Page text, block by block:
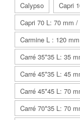
Calypso
Capri
Capri 70 L: 70 mm
Carmine L : 120
Carré 35*35 L: 35
Carré 45*35 L: 45
Carré 45*45 L: 70
Carré 70*35 L: 70